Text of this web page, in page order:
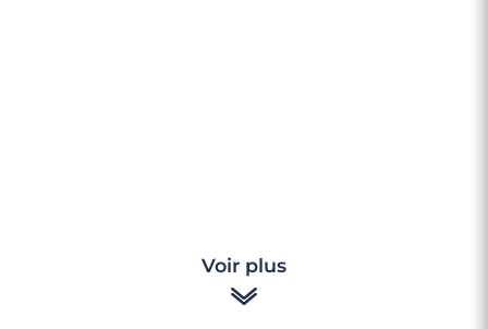
Voir plus